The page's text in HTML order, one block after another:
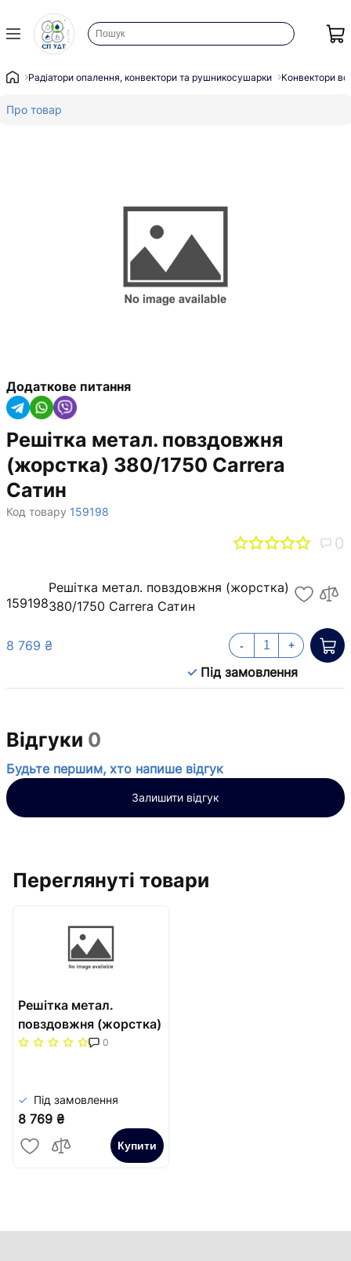
Радіатори опалення, конвектори та рушникосушарки Конвектори
Про товар
Додаткове питання
Решітка метал. повздовжня
(жорстка) 380/1750 Carrera
Сатин
Код товару 159198
0
159198
Решітка метал. повздовжня (жорстка)
380/1750 Carrera Сатин
8 769 ₴
Під замовлення
- +
Відгуки 0
Будьте першим, хто напише відгук
Залишити відгук
Переглянуті товари
Решітка метал.
повздовжня (жорстка)
380/1750 Carrera
0
Під замовлення
8 769 ₴
Купити